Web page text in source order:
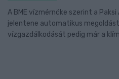
A BME vízmérnöke szerint a
jelentene automatikus
vízgazdálkodását pedig már a